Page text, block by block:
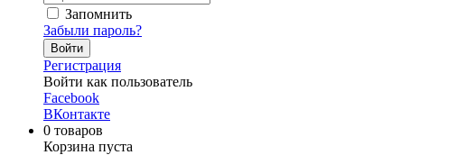
Запомнить
Забыли пароль?
Войти
Регистрация
Войти как пользователь
Facebook
ВКонтакте
0 товаров
Корзина пуста